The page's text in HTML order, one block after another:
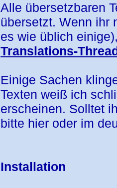
Alle übersetzbaren
übersetzt. Wenn ihr
es wie üblich
Translations-
Einige Sachen
Texten weiß ich
erscheinen. Solltet
bitte hier oder im
Installation